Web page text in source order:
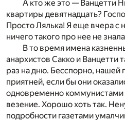
А кто же это — Ванцетти
квартиры девятнадцать?
Просто Лялька! Я еще вчера с
ничего такого про нее не
В то время имена
анархистов Сакко и Ванцетти
раз на дню. Бесспорно, нашей
приятней, если бы они
одновременно коммунистами
везение. Хорошо хоть так.
подробности газетами